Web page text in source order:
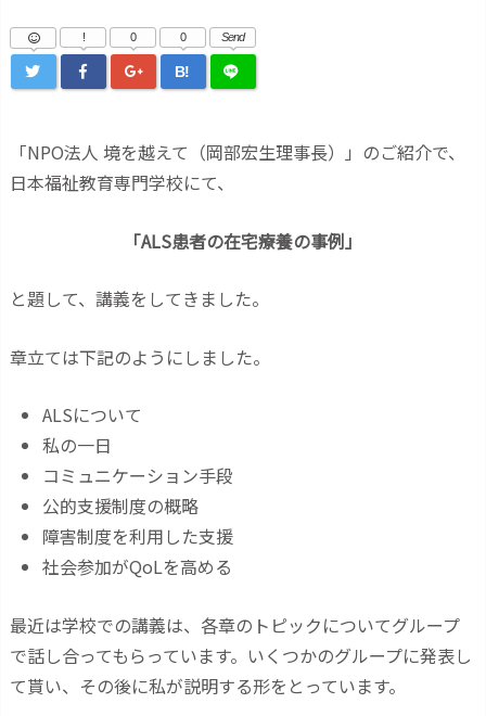
! 0
B!
0 Send
「NPO法人 境を越えて（岡部宏生理事長）」のご紹介で、
日本福祉教育専門学校にて、
「ALS患者の在宅療養の事例」
と題して、講義をしてきました。
章立ては下記のようにしました。
ALSについて
私の一日
コミュニケーション手段
公的支援制度の概略
障害制度を利用した支援
社会参加がQoLを高める
最近は学校での講義は、各章のトピックについてグループ
で話し合ってもらっています。いくつかのグループに発表し
て貰い、その後に私が説明する形をとっています。